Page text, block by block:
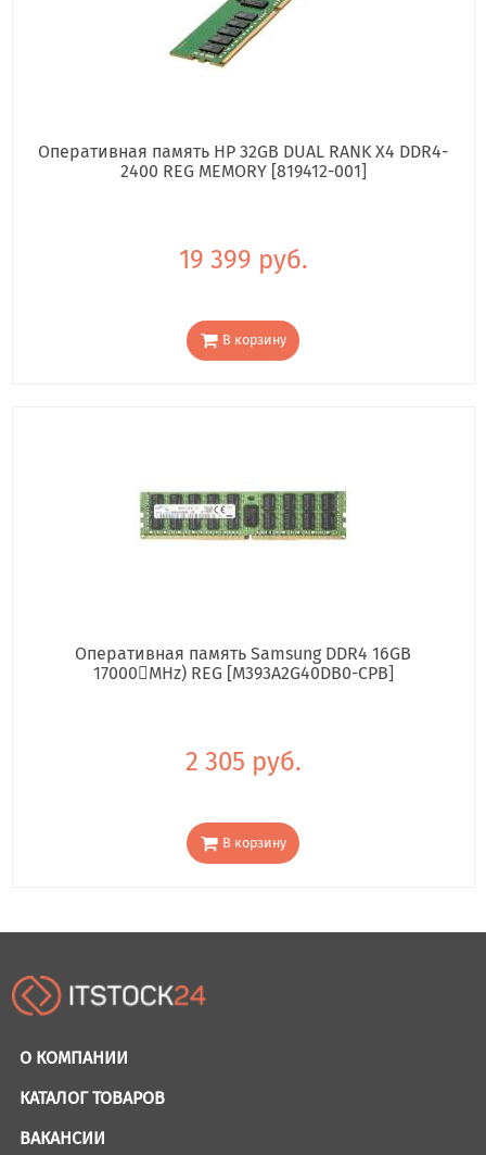
Оперативная память HP 32GB DUAL RANK X4 DDR4-
2400 REG MEMORY [819412-001]
19 399 руб.
В корзину
Оперативная память Samsung DDR4 16GB
17000񢋕MHz) REG [M393A2G40DB0-CPB]
2 305 руб.
В корзину
О КОМПАНИИ
КАТАЛОГ ТОВАРОВ
ВАКАНСИИ